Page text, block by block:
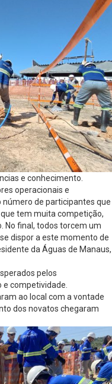
e conhecimento.
operacionais e
de participantes que
tem muita competição,
final, todos torcem um
dispor a este momento de
da Águas de Manaus,
pelos
competividade.
ao local com a vontade
dos novatos chegaram